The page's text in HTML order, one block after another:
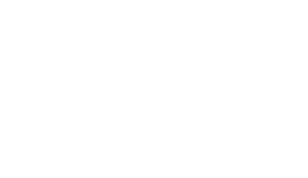
hmotné nouze. Tito zákonní zástupci budou dne 2. září 2025